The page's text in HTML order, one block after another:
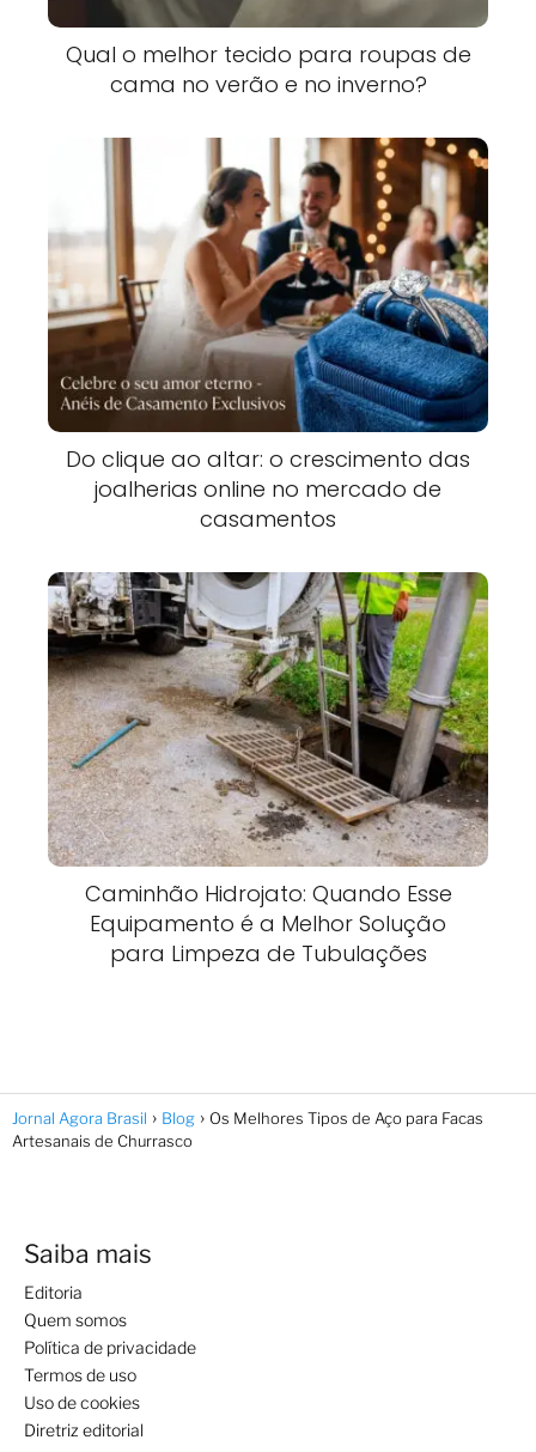
Qual o melhor tecido para roupas de
cama no verão e no inverno?
Do clique ao altar: o crescimento das
joalherias online no mercado de
casamentos
Caminhão Hidrojato: Quando Esse
Equipamento é a Melhor Solução
para Limpeza de Tubulações
Jornal Agora Brasil Blog
Os Melhores Tipos de Aço para Facas
Artesanais de Churrasco
Saiba mais
Editoria
Quem somos
Política de privacidade
Termos de uso
Uso de cookies
Diretriz editorial